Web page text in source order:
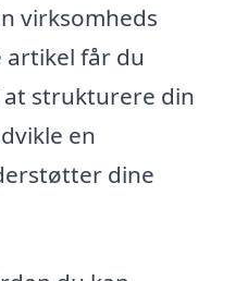
virksomheds
får du
strukturere din
en
dine